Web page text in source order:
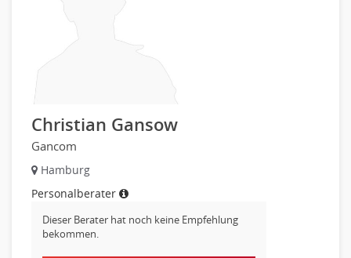
Christian Gansow
Gancom
Hamburg
Personalberater
Dieser Berater hat noch keine Empfehlung
bekommen.